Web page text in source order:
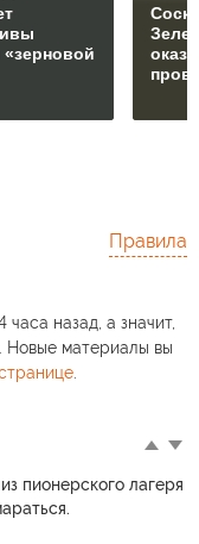
Правила
назад, а значит,
Новые материалы вы
.
пионерского лагеря